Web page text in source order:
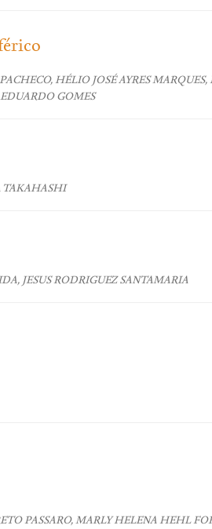
HÉLIO JOSÉ AYRES
GOMES
TAKAHASHI
JESUS RODRIGUEZ SANTAMARIA
PASSARO, MARLY HELENA HEHL